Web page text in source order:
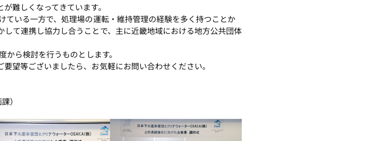
難しくなってきています。
いる一方で、処理場の運転・維持管理の経験を多く持つことか
て連携し協力し合うことで、主に近畿地域における地方公共団体
ら検討を行うものとします。
望等ございましたら、お気軽にお問い合わせください。
）